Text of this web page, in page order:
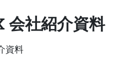
会社紹介資料
資料